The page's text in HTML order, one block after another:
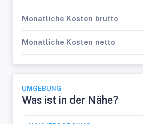
Monatliche Kosten brutto
Monatliche Kosten netto
UMGEBUNG
Was ist in der Nähe?